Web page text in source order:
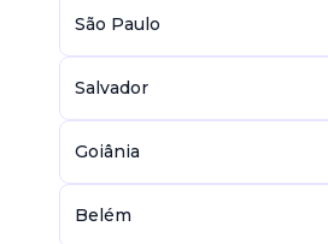
São Paulo
Salvador
Goiânia
Belém